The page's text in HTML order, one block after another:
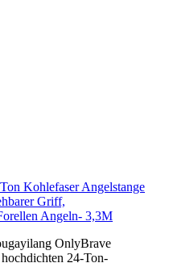
Kohlefaser Angelstange
Griff,
Angeln- 3,3M
OnlyBrave
24-Ton-